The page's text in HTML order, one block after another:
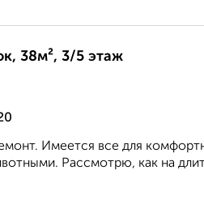
38м², 3/5 этаж
Имеется все для
Рассмотрю, как на